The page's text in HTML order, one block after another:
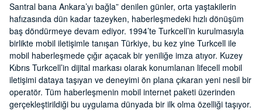
Santral bana Ankara’yı bağla” denilen günler, orta yaştakilerin
hafızasında dün kadar tazeyken, haberleşmedeki hızlı dönüşüm
baş döndürmeye devam ediyor. 1994’te Turkcell’in kurulmasıyla
birlikte mobil iletişimle tanışan Türkiye, bu kez yine Turkcell ile
mobil haberleşmede çığır açacak bir yeniliğe imza atıyor. Kuzey
Kıbrıs Turkcell’in dijital markası olarak konumlanan lifecell mobil
iletişimi dataya taşıyan ve deneyimi ön plana çıkaran yeni nesil bir
operatör. Tüm haberleşmenin mobil internet paketi üzerinden
gerçekleştirildiği bu uygulama dünyada bir ilk olma özelliği taşıyor.